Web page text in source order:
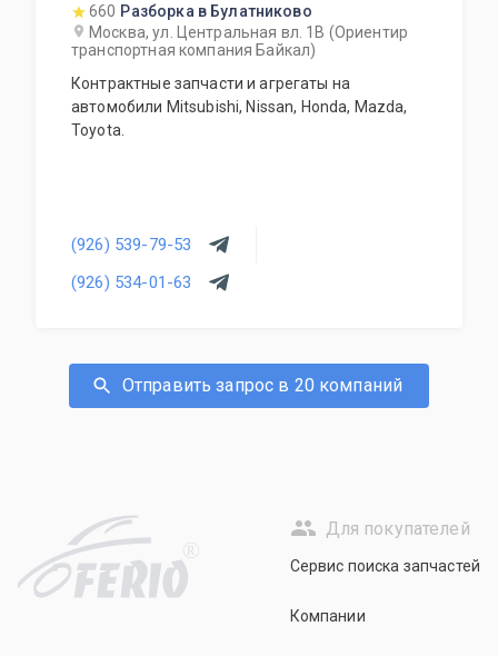
660 Разборка в Булатниково
Москва, ул. Центральная вл. 1В (Ориентир
транспортная компания Байкал)
Контрактные запчасти и агрегаты на
автомобили Mitsubishi, Nissan, Honda, Mazda,
Toyota.
(926) 539-79-53
(926) 534-01-63
Отправить запрос в 20 компаний
R
Для покупателей
Сервис поиска запчастей
Компании